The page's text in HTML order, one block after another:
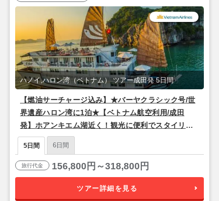
【燃油サーチャージ込み】★バーヤクラシック号/世
界遺産ハロン湾に1泊★【ベトナム航空利用/成田
発】ホアンキエム湖近く！観光に便利でスタイリッ
シュな4つ星『ザ・チーブティック・ハノイ（スーペ
リアルーム）』宿泊ハノイ3泊5日
ハノイ,ハロン湾（ベトナム） ツアー成田発 5日間
5日間 6日間
旅行代金 156,800円～318,800円
ツアー詳細を見る